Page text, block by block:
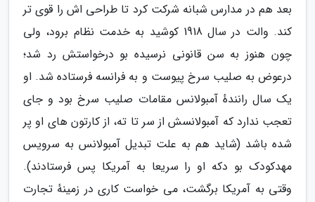
بعد هم در مدارس شبانه شرکت کرد تا طراحی اش را قوی تر
کند. والت در سال 1918 کوشید به خدمت نظام برود، ولی
چون هنوز به سن قانونی نرسیده بو درخواستش رد شد؛
درعوض به صلیب سرخ پیوست و به فرانسه فرستاده شد. او
یک سال رانندهٔ آمبولانس مقامات صلیب سرخ بود و جای
تعجب ندارد که آمبولانسش از سر تا ته، از کارتون های او پر
شده باشد (شاید هم به علت تبدیل آمبولانس به سرویس
مهدکودک بو دکه او را سریعا به آمریکا پس فرستادند).
وقتی به آمریکا برگشت، می خواست کاری در زمینهٔ تجارت